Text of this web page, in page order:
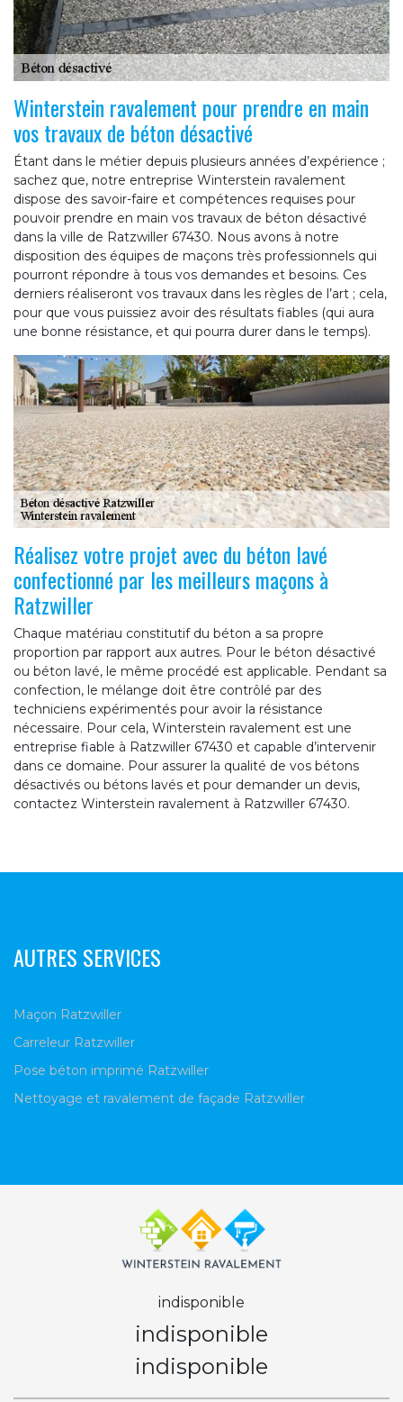
Winterstein ravalement pour prendre en main
vos travaux de béton désactivé
Étant dans le métier depuis plusieurs années d’expérience ;
sachez que, notre entreprise Winterstein ravalement
dispose des savoir-faire et compétences requises pour
pouvoir prendre en main vos travaux de béton désactivé
dans la ville de Ratzwiller 67430. Nous avons à notre
disposition des équipes de maçons très professionnels qui
pourront répondre à tous vos demandes et besoins. Ces
derniers réaliseront vos travaux dans les règles de l’art ; cela,
pour que vous puissiez avoir des résultats fiables (qui aura
une bonne résistance, et qui pourra durer dans le temps).
Réalisez votre projet avec du béton lavé
confectionné par les meilleurs maçons à
Ratzwiller
Chaque matériau constitutif du béton a sa propre
proportion par rapport aux autres. Pour le béton désactivé
ou béton lavé, le même procédé est applicable. Pendant sa
confection, le mélange doit être contrôlé par des
techniciens expérimentés pour avoir la résistance
nécessaire. Pour cela, Winterstein ravalement est une
entreprise fiable à Ratzwiller 67430 et capable d’intervenir
dans ce domaine. Pour assurer la qualité de vos bétons
désactivés ou bétons lavés et pour demander un devis,
contactez Winterstein ravalement à Ratzwiller 67430.
AUTRES SERVICES
Maçon Ratzwiller
Carreleur Ratzwiller
Pose béton imprimé Ratzwiller
Nettoyage et ravalement de façade Ratzwiller
indisponible
indisponible
indisponible